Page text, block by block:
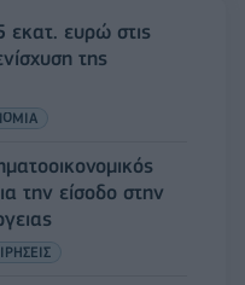
εκατ. ευρώ στις
της
την είσοδο στην